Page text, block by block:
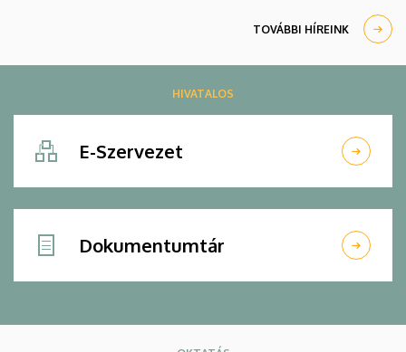
TOVÁBBI HÍREINK
HIVATALOS
E-Szervezet
Dokumentumtár